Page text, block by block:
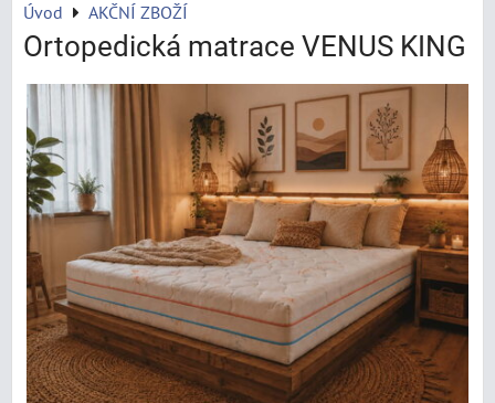
Úvod AKČNÍ ZBOŽÍ
Ortopedická matrace VENUS KING